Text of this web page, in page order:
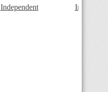
Independent